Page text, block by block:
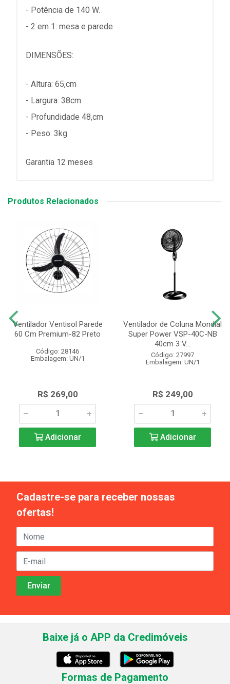
- Potência de 140 W.
- 2 em 1: mesa e parede
DIMENSÕES:
- Altura: 65,cm
- Largura: 38cm
- Profundidade 48,cm
- Peso: 3kg
Garantia 12 meses
Produtos Relacionados
Ventilador Ventisol Parede
60 Cm Premium-82 Preto
Código: 28146
Embalagem: UN/1
R$ 269,00
Adicionar
Ventilador de Coluna Mondial
Super Power VSP-40C-NB
40cm 3 V...
Código: 27997
Embalagem: UN/1
R$ 249,00
Adicionar
Cadastre-se para receber nossas
ofertas!
Baixe já o APP da Credimóveis
Formas de Pagamento